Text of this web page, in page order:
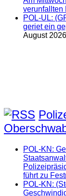
verunfallten
POL-UL:
geriet ein
August 2026
POL-KN:
führt zu
POL-KN: